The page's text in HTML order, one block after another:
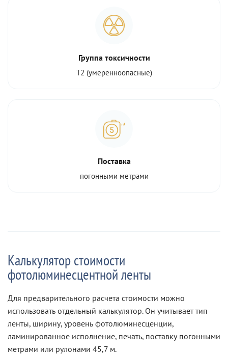
Группа токсичности
Т2 (умеренноопасные)
Поставка
погонными метрами
Калькулятор стоимости
фотолюминесцентной ленты
Для предварительного расчета стоимости можно
использовать отдельный калькулятор. Он учитывает тип
ленты, ширину, уровень фотолюминесценции,
ламинированное исполнение, печать, поставку погонными
метрами или рулонами 45,7 м.